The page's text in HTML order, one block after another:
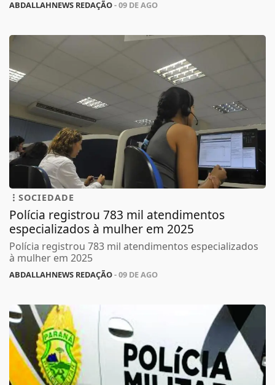
ABDALLAHNEWS REDAÇÃO- 09 DE AGO
SOCIEDADE
Polícia registrou 783 mil atendimentos
especializados à mulher em 2025
Polícia registrou 783 mil atendimentos especializados
à mulher em 2025
ABDALLAHNEWS REDAÇÃO- 09 DE AGO